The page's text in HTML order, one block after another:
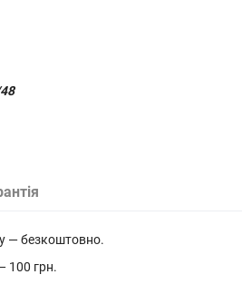
— безкоштовно.
100 грн.